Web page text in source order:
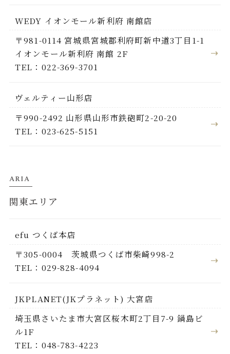
WEDY イオンモール新利府 南館店
〒981-0114 宮城県宮城郡利府町新中道3丁目1-1
イオンモール新利府 南館 2F
TEL：022-369-3701
ヴェルティー山形店
〒990-2492 山形県山形市鉄砲町2-20-20
TEL：023-625-5151
ARIA
関東エリア
efu つくば本店
〒305-0004 茨城県つくば市柴崎998-2
TEL：029-828-4094
JKPLANET(JKプラネット) 大宮店
埼玉県さいたま市大宮区桜木町2丁目7-9 鍋島ビ
ル1F
TEL：048-783-4223